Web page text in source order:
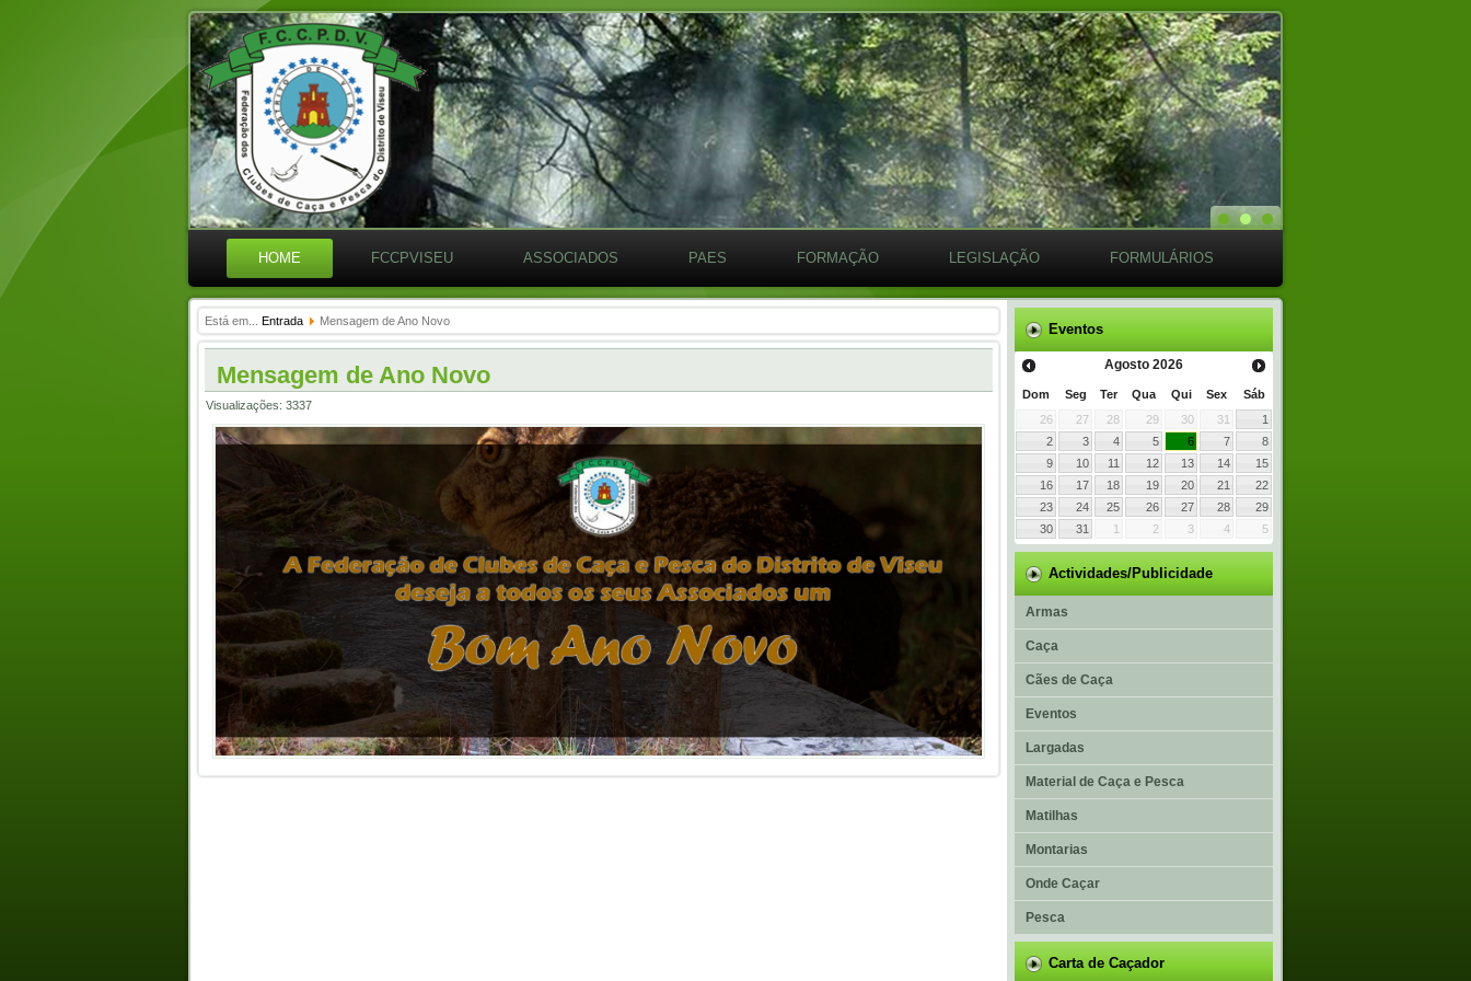
HOME FCCPVISEU ASSOCIADOS PAES FORMAÇÃO LEGISLAÇÃO FORMULÁRIOS
Está em... Entrada Mensagem de Ano Novo
Mensagem de Ano Novo
Visualizações: 3337
Eventos
Agosto 2026
Dom Seg Ter Qua Qui Sex
Sáb
26
27 28 29 30 31
1
2
3 4 5 6 7
8
9
10 11 12 13 14
15
16
17 18 19 20 21
22
23
24 25 26 27 28
29
30
31 1 2 3 4 5
Actividades/Publicidade
Armas
Caça
Cães de Caça
Eventos
Largadas
Material de Caça e Pesca
Matilhas
Montarias
Onde Caçar
Pesca
Carta de Caçador